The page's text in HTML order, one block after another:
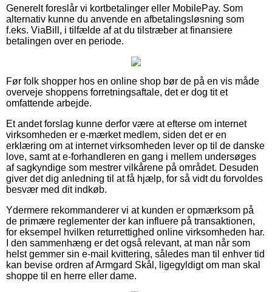
Generelt foreslår vi kortbetalinger eller MobilePay. Som
alternativ kunne du anvende en afbetalingsløsning som
f.eks. ViaBill, i tilfælde af at du tilstræber at finansiere
betalingen over en periode.
Før folk shopper hos en online shop bør de på en vis måde
overveje shoppens forretningsaftale, det er dog tit et
omfattende arbejde.
Et andet forslag kunne derfor være at efterse om internet
virksomheden er e-mærket medlem, siden det er en
erklæring om at internet virksomheden lever op til de danske
love, samt at e-forhandleren en gang i mellem undersøges
af sagkyndige som mestrer vilkårene på området. Desuden
giver det dig anledning til at få hjælp, for så vidt du forvoldes
besvær med dit indkøb.
Ydermere rekommanderer vi at kunden er opmærksom på
de primære reglementer der kan influere på transaktionen,
for eksempel hvilken returrettighed online virksomheden har.
I den sammenhæng er det også relevant, at man når som
helst gemmer sin e-mail kvittering, således man til enhver tid
kan bevise ordren af Armgard Skål, ligegyldigt om man skal
shoppe til en herre eller dame.